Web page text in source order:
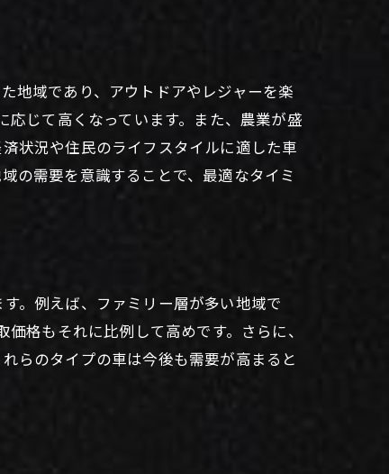
地域であり、アウトドアやレジャーを楽
応じて高くなっています。また、農業が盛
状況や住民のライフスタイルに適した車
の需要を意識することで、最適なタイミ
。例えば、ファミリー層が多い地域で
格もそれに比例して高めです。さらに、
らのタイプの車は今後も需要が高まると